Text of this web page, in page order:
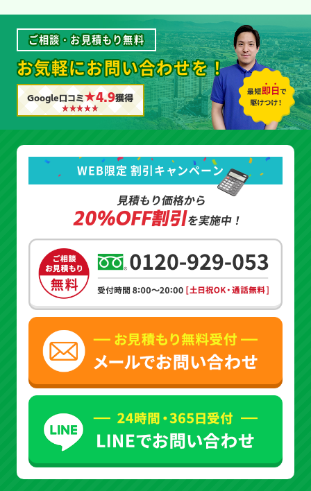
ご相談・お見積もり無料
お気軽にお問い合わせを！
Google口コミ★4.9獲得
WEB限定 割引キャンペーン
見積もり価格から
20%OFF割引を実施中！